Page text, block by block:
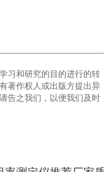
习和研究的目的进行的转
著作权人或出版方提出异
告之我们，以便我们及时